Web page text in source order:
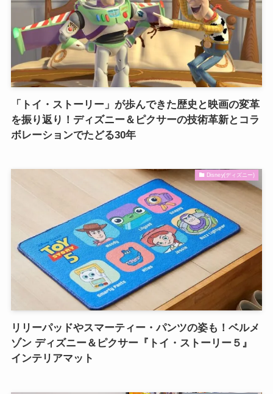
「トイ・ストーリー」が歩んできた歴史と映画の変革
を振り返り！ディズニー＆ピクサーの技術革新とコラ
ボレーションでたどる30年
Disney(ディズニー)
リリーパッドやスマーティー・パンツの姿も！ベルメ
ゾン ディズニー＆ピクサー『トイ・ストーリー５』
インテリアマット